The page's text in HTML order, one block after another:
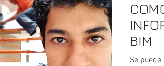
BIM
Se